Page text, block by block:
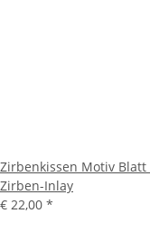
Zirbenkissen Motiv
Zirben-Inlay
€ 22,00 *